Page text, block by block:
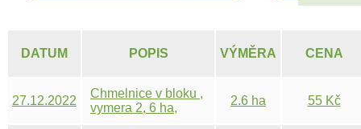
DATUM POPIS VÝMĚRA CENA
27.12.2022
Chmelnice v bloku ,
vymera 2, 6 ha,
2.6 ha 55 Kč